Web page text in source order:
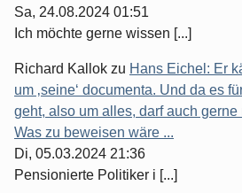
Sa, 24.08.2024 01:51
Ich möchte gerne wissen [...]
Richard Kallok zu Hans Eichel: Er
um ‚seine‘ documenta. Und da es
geht, also um alles, darf auch
Was zu beweisen wäre ...
Di, 05.03.2024 21:36
Pensionierte Politiker i [...]